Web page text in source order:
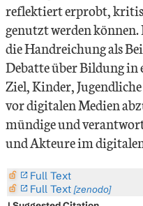
reflektiert erprobt,
genutzt werden können.
die Handreichung als
Debatte über Bildung
Ziel, Kinder,
vor digitalen Medien
mündige und
und Akteure im
lock_open_right Full Text
lock_open_right Full Text [zenodo]